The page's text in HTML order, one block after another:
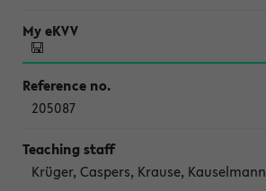
205087
Krüger, Caspers, Krause, Kauselmann